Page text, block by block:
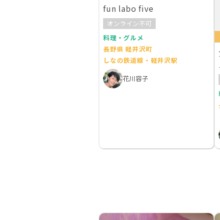
fun labo five
オンライン不可
料理・グルメ
長野県 軽井沢町
しなの鉄道線・軽井沢駅
花川容子